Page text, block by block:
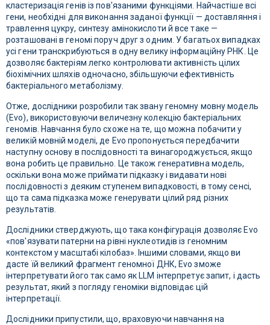
кластеризація генів із пов'язаними функціями. Найчастіше всі
гени, необхідні для виконання заданої функції — доставляння і
травлення цукру, синтезу амінокислоти й все таке —
розташовані в геномі поруч друг з одним. У багатьох випадках
усі гени транскрибуються в одну велику інформаційну РНК. Це
дозволяє бактеріям легко контролювати активність цілих
біохімічних шляхів одночасно, збільшуючи ефективність
бактеріального метаболізму.
Отже, дослідники розробили так звану геномну мовну модель
(Evo), використовуючи величезну колекцію бактеріальних
геномів. Навчання було схоже на те, що можна побачити у
великій мовній моделі, де Evo пропонується передбачити
наступну основу в послідовності та винагороджується, якщо
вона робить це правильно. Це також генеративна модель,
оскільки вона може приймати підказку і видавати нові
послідовності з деяким ступенем випадковості, в тому сенсі,
що та сама підказка може генерувати цілий ряд різних
результатів.
Дослідники стверджують, що така конфігурація дозволяє Evo
«пов'язувати патерни на рівні нуклеотидів із геномним
контекстом у масштабі кілобаз». Іншими словами, якщо ви
дасте їй великий фрагмент геномної ДНК, Evo зможе
інтерпретувати його так само як LLM інтерпретує запит, і дасть
результат, який з погляду геноміки відповідає цій
інтерпретації.
Дослідники припустили, що, враховуючи навчання на